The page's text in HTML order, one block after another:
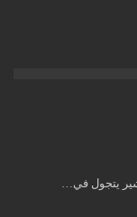
يتجول في…